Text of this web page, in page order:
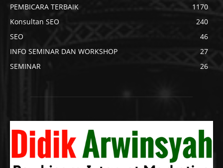
PEMBICARA TERBAIK
1170
Konsultan SEO
240
SEO
46
INFO SEMINAR DAN WORKSHOP
27
SEMINAR
26